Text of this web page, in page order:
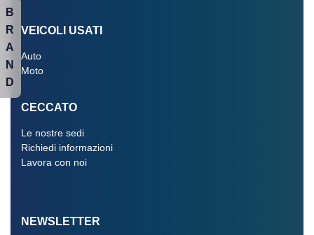
VEICOLI USATI
Auto
Moto
CECCATO
Le nostre sedi
Richiedi informazioni
Lavora con noi
NEWSLETTER
B
R
A
N
D